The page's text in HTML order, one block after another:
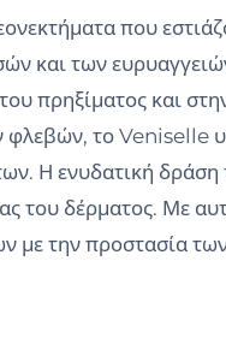
που
και των
πρηξίματος και
το Veniselle
Η ενυδατική δράση
του δέρματος. Με
με την προστασία